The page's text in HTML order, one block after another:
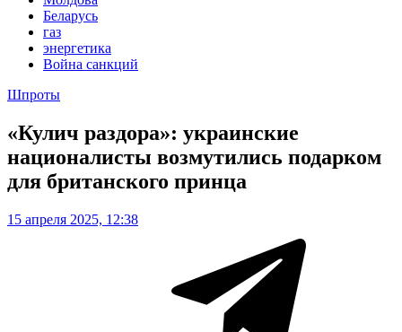
Беларусь
газ
энергетика
Война санкций
Шпроты
«Кулич раздора»: украинские
националисты возмутились подарком
для британского принца
15 апреля 2025, 12:38